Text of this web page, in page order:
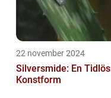
22 november 2024
Silversmide: En Tidlös
Konstform